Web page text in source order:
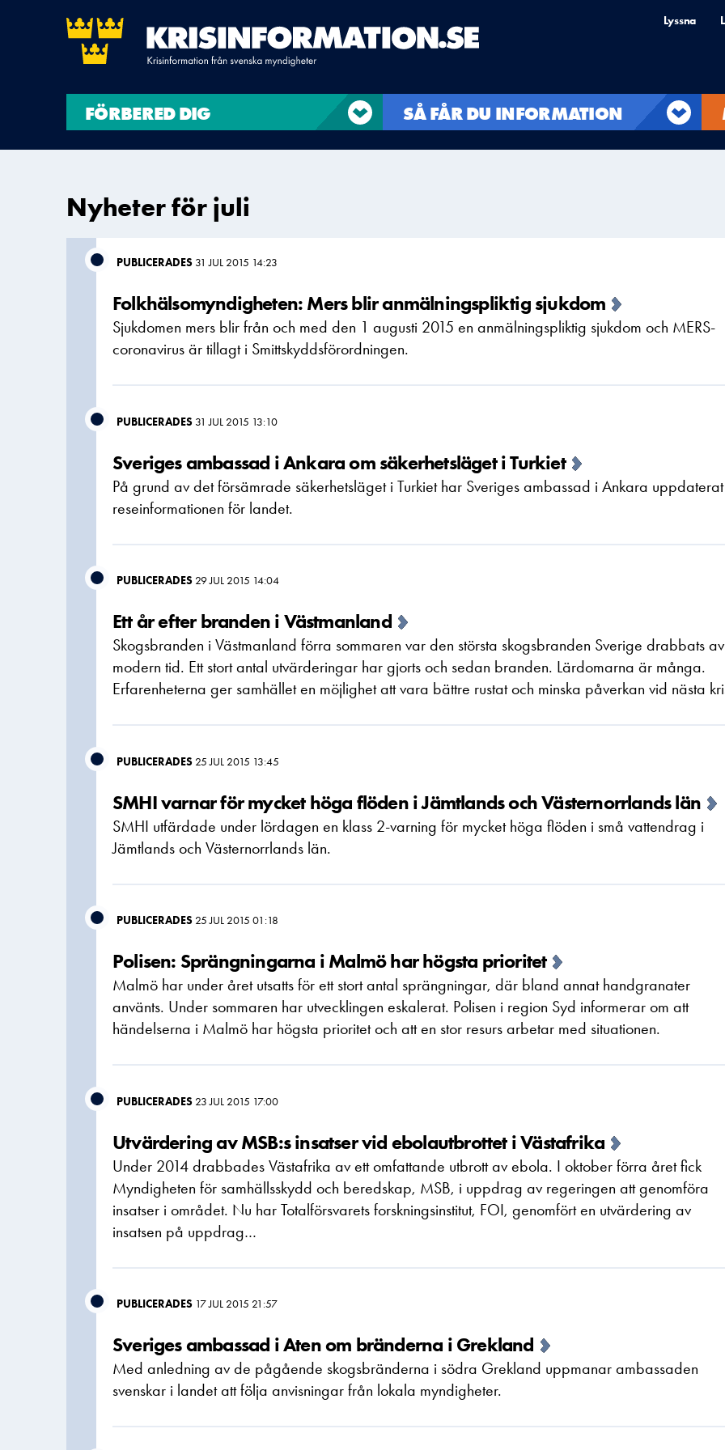
Lyssna
FÖRBERED DIG SÅ FÅR DU INFORMATION
Nyheter för juli
PUBLICERADES 31 JUL 2015 14:23
Folkhälsomyndigheten: Mers blir anmälningspliktig sjukdom
Sjukdomen mers blir från och med den 1 augusti 2015 en anmälningspliktig sjukdom och MERS-
coronavirus är tillagt i Smittskyddsförordningen.
PUBLICERADES 31 JUL 2015 13:10
Sveriges ambassad i Ankara om säkerhetsläget i Turkiet
På grund av det försämrade säkerhetsläget i Turkiet har Sveriges ambassad i Ankara uppdaterat
reseinformationen för landet.
PUBLICERADES 29 JUL 2015 14:04
Ett år efter branden i Västmanland
Skogsbranden i Västmanland förra sommaren var den största skogsbranden Sverige drabbats
modern tid. Ett stort antal utvärderingar har gjorts och sedan branden. Lärdomarna är många.
Erfarenheterna ger samhället en möjlighet att vara bättre rustat och minska påverkan vid nästa
PUBLICERADES 25 JUL 2015 13:45
SMHI varnar för mycket höga flöden i Jämtlands och Västernorrlands län
SMHI utfärdade under lördagen en klass 2-varning för mycket höga flöden i små vattendrag i
Jämtlands och Västernorrlands län.
PUBLICERADES 25 JUL 2015 01:18
Polisen: Sprängningarna i Malmö har högsta prioritet
Malmö har under året utsatts för ett stort antal sprängningar, där bland annat handgranater
använts. Under sommaren har utvecklingen eskalerat. Polisen i region Syd informerar om att
händelserna i Malmö har högsta prioritet och att en stor resurs arbetar med situationen.
PUBLICERADES 23 JUL 2015 17:00
Utvärdering av MSB:s insatser vid ebolautbrottet i Västafrika
Under 2014 drabbades Västafrika av ett omfattande utbrott av ebola. I oktober förra året fick
Myndigheten för samhällsskydd och beredskap, MSB, i uppdrag av regeringen att genomföra
insatser i området. Nu har Totalförsvarets forskningsinstitut, FOI, genomfört en utvärdering av
insatsen på uppdrag…
PUBLICERADES 17 JUL 2015 21:57
Sveriges ambassad i Aten om bränderna i Grekland
Med anledning av de pågående skogsbränderna i södra Grekland uppmanar ambassaden
svenskar i landet att följa anvisningar från lokala myndigheter.